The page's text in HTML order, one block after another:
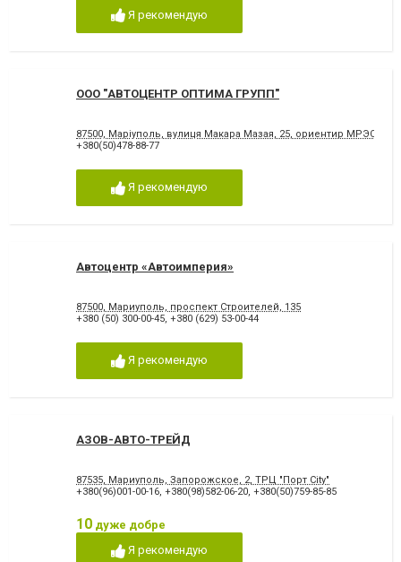
Я рекомендую
ООО "АВТОЦЕНТР ОПТИМА ГРУПП"
87500, Маріуполь, вулиця Макара Мазая, 25, ориентир МРЭО,
+380(50)478-88-77
Я рекомендую
Автоцентр «Автоимперия»
87500, Мариуполь, проспект Строителей, 135
+380 (50) 300-00-45, +380 (629) 53-00-44
Я рекомендую
АЗОВ-АВТО-ТРЕЙД
87535, Мариуполь, Запорожское, 2, ТРЦ "Порт City"
+380(96)001-00-16, +380(98)582-06-20, +380(50)759-85-85
10 дуже добре
Я рекомендую